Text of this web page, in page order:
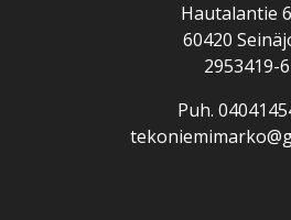
Hautalantie
60420
2953419-6
Puh.